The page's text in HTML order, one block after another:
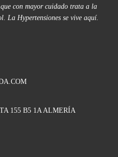
con mayor cuidado trata a la
La Hypertensiones se vive aquí.
155 B5 1A ALMERÍA